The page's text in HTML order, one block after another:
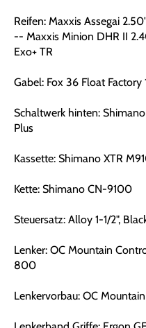
Reifen: Maxxis Assegai
-- Maxxis Minion DHR II
Exo+ TR
Gabel: Fox 36 Float Factory
Schaltwerk hinten:
Plus
Kassette: Shimano XTR
Kette: Shimano CN-9100
Steuersatz: Alloy 1-1/2",
Lenker: OC Mountain
800
Lenkervorbau: OC